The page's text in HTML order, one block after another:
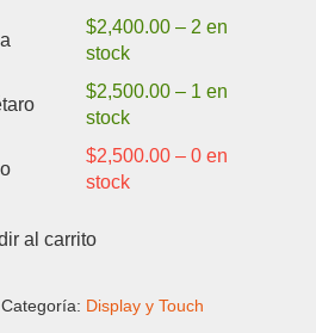
$2,400.00– 2 en
stock
$2,500.00– 1 en
stock
$2,500.00– 0 en
stock
al carrito
Categoría: Display y Touch